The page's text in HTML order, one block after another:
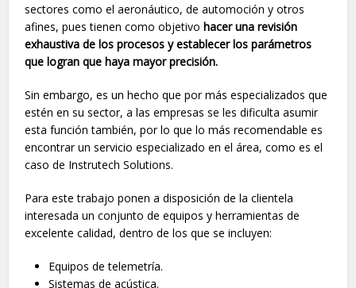
sectores como el aeronáutico, de automoción y otros
afines, pues tienen como objetivohacer una revisión
exhaustiva de los procesos y establecer los parámetros
que logran que haya mayor precisión.
Sin embargo, es un hecho que por más especializados que
estén en su sector, a las empresas se les dificulta asumir
esta función también, por lo que lo más recomendable es
encontrar un servicio especializado en el área, como es el
caso de Instrutech Solutions.
Para este trabajo ponen a disposición de la clientela
interesada un conjunto de equipos y herramientas de
excelente calidad, dentro de los que se incluyen:
Equipos de telemetría.
Sistemas de acústica.